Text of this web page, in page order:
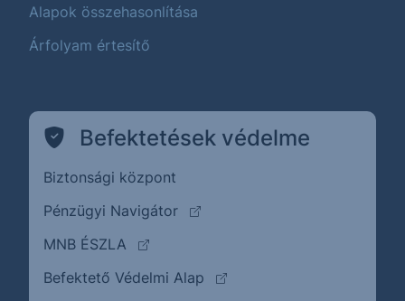
Alapok összehasonlítása
Árfolyam értesítő
Befektetések védelme
Biztonsági központ
Pénzügyi Navigátor
(külső oldalra ugrik)
MNB ÉSZLA
(külső oldalra ugrik)
Befektető Védelmi Alap
(külső oldalra ugrik)